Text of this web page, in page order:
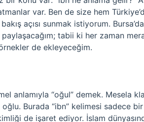
var. Ben de size hem
açısı sunmak istiyorum.
tabii ki her zaman
de ekleyeceğim.
anlamıyla “oğul” demek. Mesela
Burada “ibn” kelimesi sadece bir
de işaret ediyor. İslam